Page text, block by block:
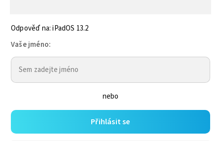
Odpověď na: iPadOS 13.2
Vaše jméno:
nebo
Přihlásit se